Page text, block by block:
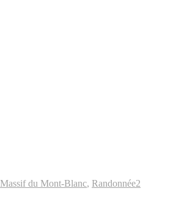
Massif du Mont-Blanc, Randonnée2